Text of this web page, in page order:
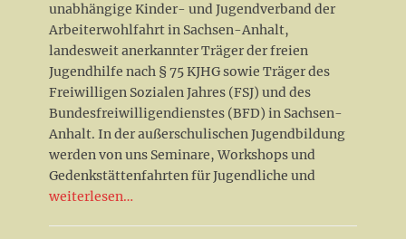
unabhängige Kinder- und Jugendverband der
Arbeiterwohlfahrt in Sachsen-Anhalt,
landesweit anerkannter Träger der freien
Jugendhilfe nach § 75 KJHG sowie Träger des
Freiwilligen Sozialen Jahres (FSJ) und des
Bundesfreiwilligendienstes (BFD) in Sachsen-
Anhalt. In der außerschulischen Jugendbildung
werden von uns Seminare, Workshops und
Gedenkstättenfahrten für Jugendliche und
weiterlesen…